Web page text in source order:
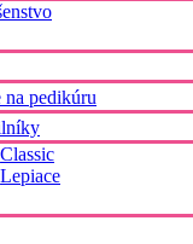
na pedikúru
Classic
Lepiace